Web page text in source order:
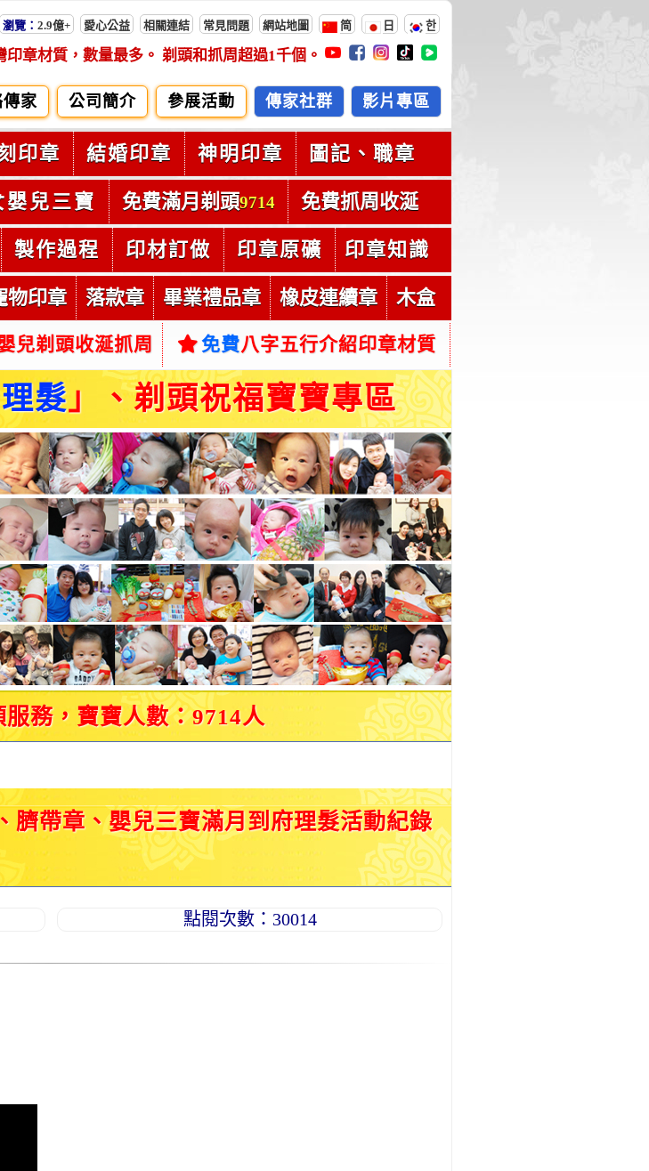
瀏覽： 2.9億+ 愛心公益 相關連結 常見問題 網站地圖 简 日 한
印章材質，數量最多。 剃頭和抓周超過1千個。
家 公司簡介 參展活動 傳家社群 影片專區
印章 結婚印章 神明印章 圖記、職章
嬰兒三寶 免費滿月剃頭9714 免費抓周收涎
製作過程 印材訂做 印章原礦 印章知識
物印章 落款章 畢業禮品章 橡皮連續章 木盒
兒剃頭收涎抓周 免費八字五行介紹印章材質
髮」、剃頭祝福寶寶專區
務，寶寶人數：9714人
臍帶章、嬰兒三寶滿月到府理髮活動紀錄
點閱次數：30014